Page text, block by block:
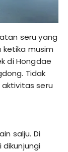
seru yang
ketika musim
di Hongdae
Tidak
aktivitas seru
salju. Di